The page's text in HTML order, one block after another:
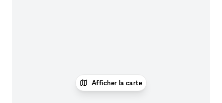
Afficher la carte